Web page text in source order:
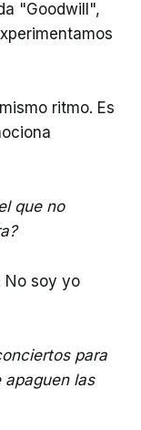
"Goodwill",
ritmo. Es
que no
No soy yo
para
las